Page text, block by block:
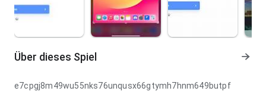
Über dieses Spiel
e7cpgj8m49wu55nks76unqusx66gtymh7hnm649butpf